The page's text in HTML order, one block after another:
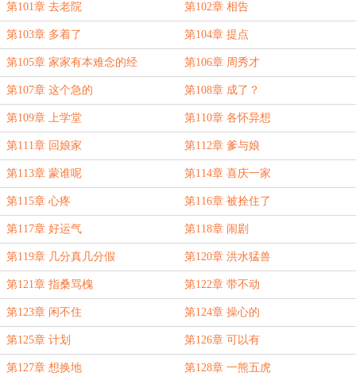
第101章 去老院 第102章 相告
第103章 多着了 第104章 提点
第105章 家家有本难念的经 第106章 周秀才
第107章 这个急的 第108章 成了？
第109章 上学堂 第110章 各怀异想
第111章 回娘家 第112章 爹与娘
第113章 蒙谁呢 第114章 喜庆一家
第115章 心疼 第116章 被拴住了
第117章 好运气 第118章 闹剧
第119章 几分真几分假 第120章 洪水猛兽
第121章 指桑骂槐 第122章 带不动
第123章 闲不住 第124章 操心的
第125章 计划 第126章 可以有
第127章 想换地 第128章 一熊五虎